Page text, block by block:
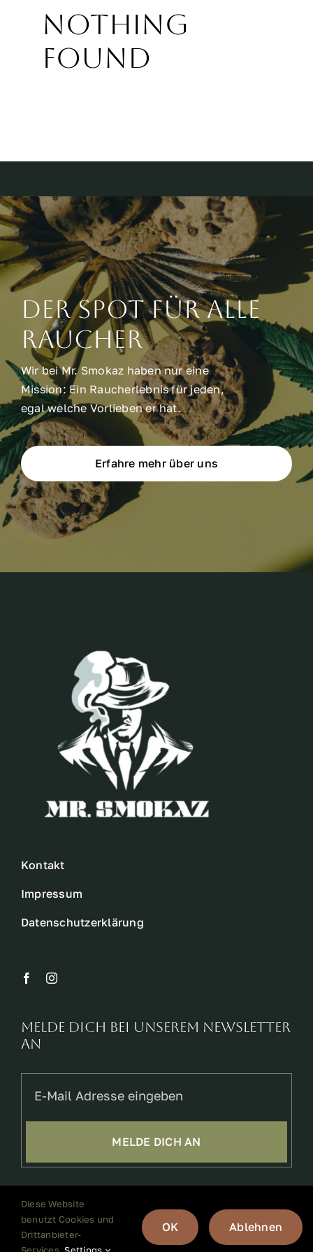
Nothing
Found
Der Spot für alle
raucher
Wir bei Mr. Smokaz haben nur eine
Mission: Ein Raucherlebnis für jeden,
egal welche Vorlieben er hat.
Erfahre mehr über uns
Kontakt
Impressum
Datenschutzerklärung
Melde dich bei unserem Newsletter
an
MELDE DICH AN
Diese Website
benutzt Cookies und
Drittanbieter-
OK Ablehnen